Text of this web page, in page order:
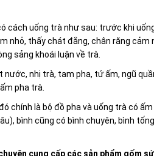
cách uống trà như sau: trước khi
nhỏ, thấy chát đắng, chân răng
sảng khoái luận về trà.
nhị trà, tam pha, tứ ấm, ngũ
pha trà.
chính là bộ đồ pha và uống trà có
bình cũng có bình chuyên, bình
cung cấp các sản phẩm gốm